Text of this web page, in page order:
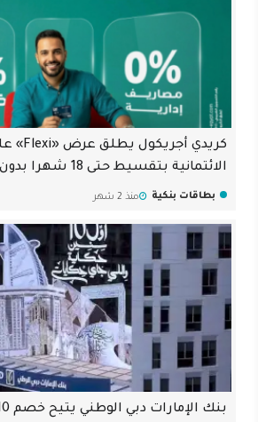
الائتمانية بتقسيط حتى 18 شهرا بدون فوائد
بطاقات بنكية منذ 2 شهر